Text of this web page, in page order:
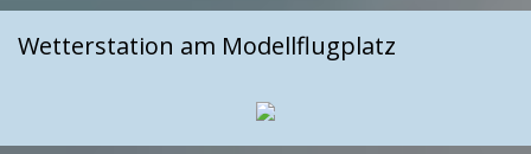
Wetterstation am Modellflugplatz